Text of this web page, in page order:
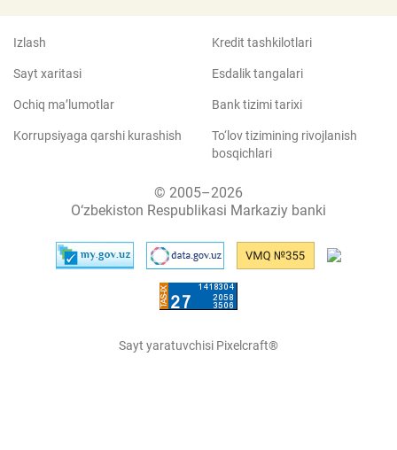
Izlash
Sayt xaritasi
Ochiq ma’lumotlar
Korrupsiyaga qarshi kurashish
Kredit tashkilotlari
Esdalik tangalari
Bank tizimi tarixi
To‘lov tizimining rivojlanish
bosqichlari
© 2005–2026
O‘zbekiston Respublikasi Markaziy banki
Sayt yaratuvchisi Pixelcraft®